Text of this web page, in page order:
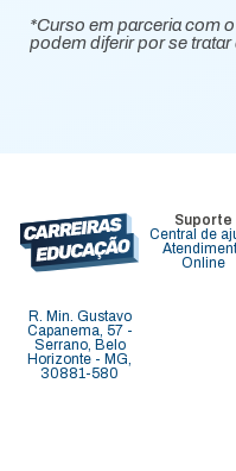
*Curso em parceria com
podem diferir por se tratar
R. Min. Gustavo
Capanema, 57 -
Serrano, Belo
Horizonte - MG,
30881-580
Suporte
Central de
Online